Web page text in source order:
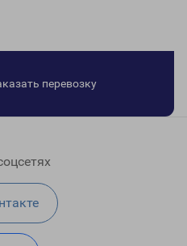
перевозку